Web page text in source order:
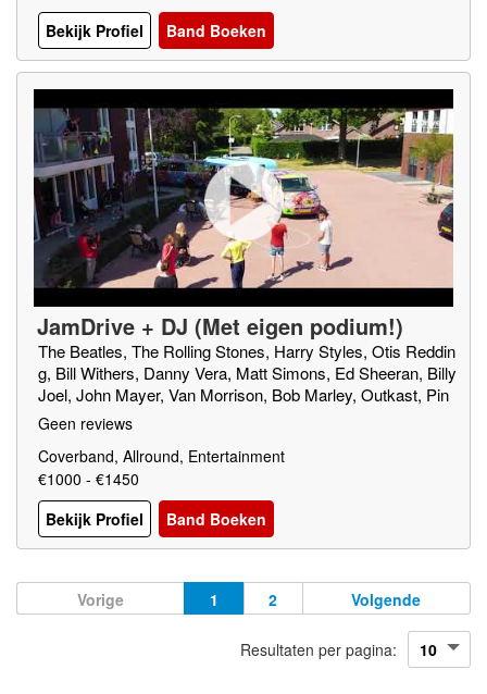
Bekijk Profiel
Band Boeken
JamDrive + DJ (Met eigen podium!)
The Beatles, The Rolling Stones, Harry Styles, Otis Reddin
g, Bill Withers, Danny Vera, Matt Simons, Ed Sheeran, Billy
Joel, John Mayer, Van Morrison, Bob Marley, Outkast, Pin
k Floyd, Herman Brood, etc.
Geen reviews
Coverband, Allround, Entertainment
€1000 - €1450
Bekijk Profiel
Band Boeken
Vorige 1 2 Volgende
Resultaten per pagina: